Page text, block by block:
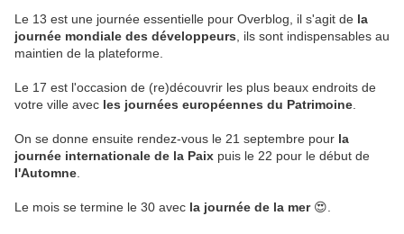
Le 13 est une journée essentielle pour Overblog, il s'agit de la
journée mondiale des développeurs , ils sont indispensables au
maintien de la plateforme.
Le 17 est l'occasion de (re)découvrir les plus beaux endroits de
votre ville avec les journées européennes du Patrimoine
On se donne ensuite rendez-vous le 21 septembre pour la
journée internationale de la Paix puis le 22 pour le début de
l'Automne
Le mois se termine le 30 avec la journée de la mer 😍.